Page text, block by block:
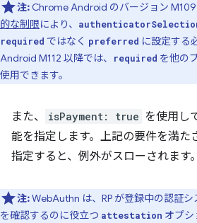
注: Chrome Android のバージョン M109
的な制限により、
required ではなく preferred に設定する
Android M112 以降では、
required を他の
使用できます。
また、 isPayment: true を使用し
能を指定します。上記の要件を満た
指定すると、例外がスローされます。
注:WebAuthn は、RP が登録中の認証
を確認するのに役立つ attestation オプシ